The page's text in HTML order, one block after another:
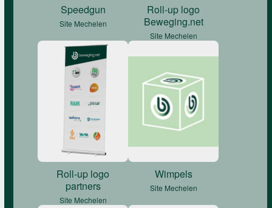
Speedgun
Site Mechelen
Roll-up logo
Beweging.net
Site Mechelen
Roll-up logo
partners
Site Mechelen
Wimpels
Site Mechelen